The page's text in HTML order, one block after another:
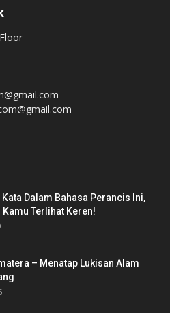
Kata Dalam Bahasa Perancis Ini,
Kamu Terlihat Keren!
– Menatap Lukisan Alam